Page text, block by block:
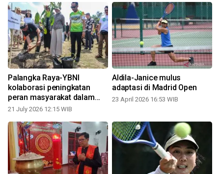
Palangka Raya-YBNI
kolaborasi peningkatan
peran masyarakat dalam
adaptasi perubahan iklim
21 July 2026 12:15 WIB
Aldila-Janice mulus
adaptasi di Madrid Open
23 April 2026 16:53 WIB